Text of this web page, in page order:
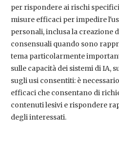
per rispondere ai rischi
misure efficaci per impedire
personali, inclusa la creazione
consensuali quando sono
tema particolarmente
sulle capacità dei sistemi di IA,
sugli usi consentiti: è
efficaci che consentano di
contenuti lesivi e rispondere
degli interessati.